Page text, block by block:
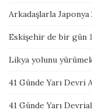
Arkadaşlarla Japonya
Eskişehir de bir gün
Likya yolunu
41 Günde Yarı Devri
41 Günde Yarı